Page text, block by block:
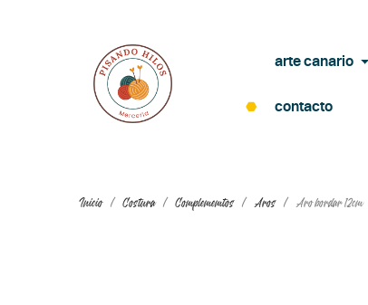
arte canario
contacto
Inicio Costura Complememtos Aros Aro bordar 12cm